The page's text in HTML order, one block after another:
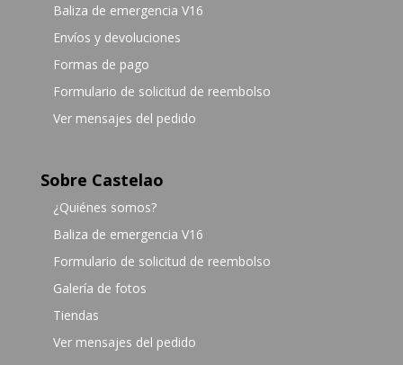
Baliza de emergencia V16
Envíos y devoluciones
Formas de pago
Formulario de solicitud de reembolso
Ver mensajes del pedido
Sobre Castelao
¿Quiénes somos?
Baliza de emergencia V16
Formulario de solicitud de reembolso
Galería de fotos
Tiendas
Ver mensajes del pedido